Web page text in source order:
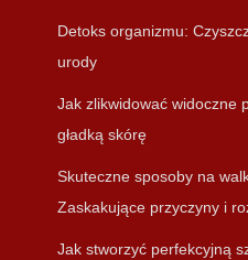
Detoks organizmu:
urody
Jak zlikwidować widoczne
gładką skórę
Skuteczne sposoby na
Zaskakujące przyczyny i
Jak stworzyć perfekcyjną